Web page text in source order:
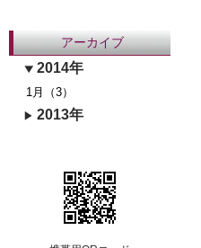
アーカイブ
2014年
1月（3）
2013年